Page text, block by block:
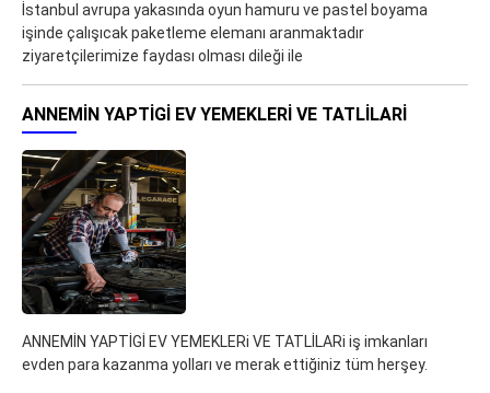
İstanbul avrupa yakasında oyun hamuru ve pastel boyama
işinde çalışıcak paketleme elemanı aranmaktadır
ziyaretçilerimize faydası olması dileği ile
ANNEMİN YAPTİGİ EV YEMEKLERI VE TATLİLARI
ANNEMİN YAPTİGİ EV YEMEKLERi VE TATLİLARi iş imkanları
evden para kazanma yolları ve merak ettiğiniz tüm herşey.